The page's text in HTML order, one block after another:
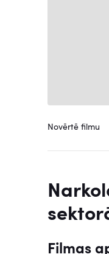
Novērtē filmu
Filmas